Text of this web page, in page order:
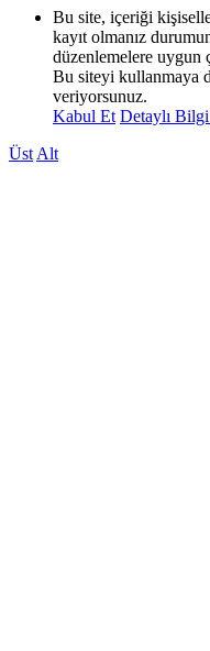
Bu site, içeriği
kayıt olmanız
düzenlemelere uygun
Bu siteyi kullanmaya
veriyorsunuz.
Kabul Et Detaylı
Üst Alt